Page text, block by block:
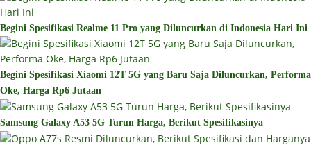
Begini Spesifikasi Realme 11 Pro yang Diluncurkan di Indonesia Hari Ini
Begini Spesifikasi Xiaomi 12T 5G yang Baru Saja Diluncurkan, Performa
Oke, Harga Rp6 Jutaan
Samsung Galaxy A53 5G Turun Harga, Berikut Spesifikasinya